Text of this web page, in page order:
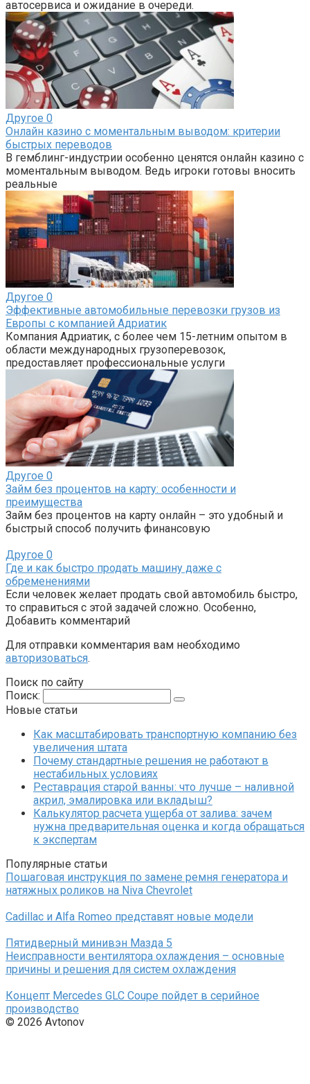
автосервиса и ожидание в очереди.
Другое 0
Онлайн казино с моментальным выводом: критерии
быстрых переводов
В гемблинг-индустрии особенно ценятся онлайн казино с
моментальным выводом. Ведь игроки готовы вносить
реальные
Другое 0
Эффективные автомобильные перевозки грузов из
Европы с компанией Адриатик
Компания Адриатик, с более чем 15-летним опытом в
области международных грузоперевозок,
предоставляет профессиональные услуги
Другое 0
Займ без процентов на карту: особенности и
преимущества
Займ без процентов на карту онлайн – это удобный и
быстрый способ получить финансовую
Другое 0
Где и как быстро продать машину даже с
обременениями
Если человек желает продать свой автомобиль быстро,
то справиться с этой задачей сложно. Особенно,
Добавить комментарий
Для отправки комментария вам необходимо
авторизоваться.
Поиск по сайту
Поиск:
Новые статьи
Как масштабировать транспортную компанию без
увеличения штата
Почему стандартные решения не работают в
нестабильных условиях
Реставрация старой ванны: что лучше – наливной
акрил, эмалировка или вкладыш?
Калькулятор расчета ущерба от залива: зачем
нужна предварительная оценка и когда обращаться
к экспертам
Популярные статьи
Пошаговая инструкция по замене ремня генератора и
натяжных роликов на Niva Chevrolet
Cadillac и Alfa Romeo представят новые модели
Пятидверный минивэн Мазда 5
Неисправности вентилятора охлаждения – основные
причины и решения для систем охлаждения
Концепт Mercedes GLC Coupe пойдет в серийное
производство
© 2026 Avtonov